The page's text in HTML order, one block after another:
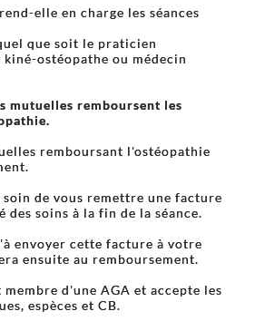
elle en charge les séances
que soit le praticien
ostéopathe ou médecin
mutuelles remboursent les
remboursant l'ostéopathie
de vous remettre une facture
soins à la fin de la séance.
envoyer cette facture à votre
ensuite au remboursement.
d'une AGA et accepte les
espèces et CB.